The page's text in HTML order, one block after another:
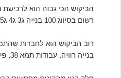
הביקוש הכי גבוה הוא לרכישת
רשום בסיווג 100 בנייה ג3 ג4 ג5.
רוב הביקוש הוא לחברות
בנייה רוויה, עבודות תמא 38, פינוי בינוי וכדומה.